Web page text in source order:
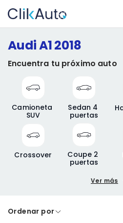
Audi A1 2018
Encuentra tu próximo auto
Camioneta
SUV
Sedan 4
puertas
Crossover
Coupe 2
puertas
A crédito
Ver más
Ordenar por